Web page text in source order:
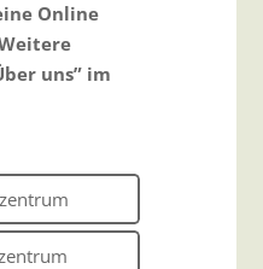
Online
uns” im